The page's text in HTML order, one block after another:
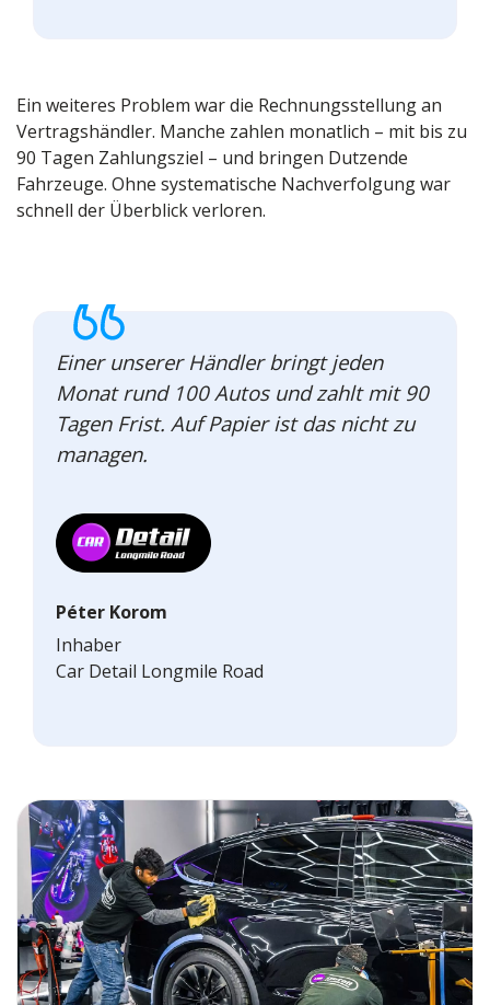
Ein weiteres Problem war die Rechnungsstellung an
Vertragshändler. Manche zahlen monatlich – mit bis zu
90 Tagen Zahlungsziel – und bringen Dutzende
Fahrzeuge. Ohne systematische Nachverfolgung war
schnell der Überblick verloren.
Einer unserer Händler bringt jeden
Monat rund 100 Autos und zahlt mit 90
Tagen Frist. Auf Papier ist das nicht zu
managen.
Péter Korom
Inhaber
Car Detail Longmile Road